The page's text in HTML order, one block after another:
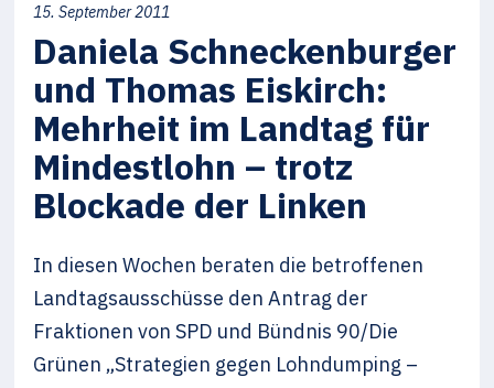
15. September 2011
Daniela Schneckenburger
und Thomas Eiskirch:
Mehrheit im Landtag für
Mindestlohn – trotz
Blockade der Linken
In diesen Wochen beraten die betroffenen
Landtagsausschüsse den Antrag der
Fraktionen von SPD und Bündnis 90/Die
Grünen „Strategien gegen Lohndumping –